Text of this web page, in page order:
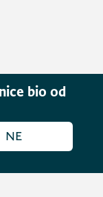
bio od
NE